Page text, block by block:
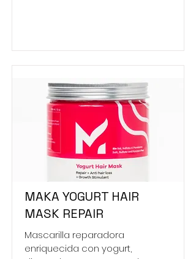
MAKA YOGURT HAIR
MASK REPAIR
Mascarilla reparadora
enriquecida con yogurt,